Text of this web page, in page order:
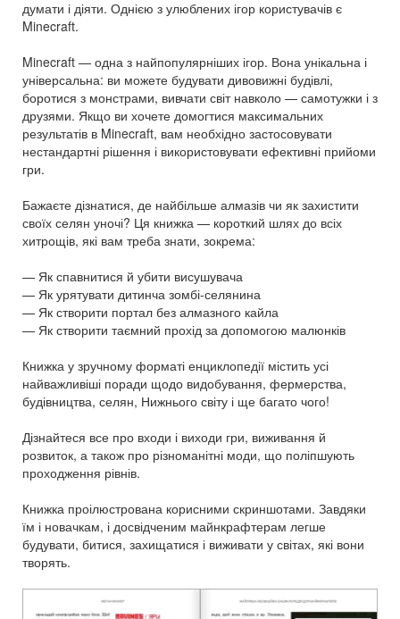
думати і діяти. Однією з улюблених ігор користувачів є
Minecraft.
Minecraft — одна з найпопулярніших ігор. Вона унікальна і
універсальна: ви можете будувати дивовижні будівлі,
боротися з монстрами, вивчати світ навколо — самотужки і з
друзями. Якщо ви хочете домогтися максимальних
результатів в Minecraft, вам необхідно застосовувати
нестандартні рішення і використовувати ефективні прийоми
гри.
Бажаєте дізнатися, де найбільше алмазів чи як захистити
своїх селян уночі? Ця книжка — короткий шлях до всіх
хитрощів, які вам треба знати, зокрема:
— Як спавнитися й убити висушувача
— Як урятувати дитинча зомбі-селянина
— Як створити портал без алмазного кайла
— Як створити таємний прохід за допомогою малюнків
Книжка у зручному форматі енциклопедії містить усі
найважливіші поради щодо видобування, фермерства,
будівництва, селян, Нижнього світу і ще багато чого!
Дізнайтеся все про входи і виходи гри, виживання й
розвиток, а також про різноманітні моди, що поліпшують
проходження рівнів.
Книжка проілюстрована корисними скриншотами. Завдяки
їм і новачкам, і досвідченим майнкрафтерам легше
будувати, битися, захищатися і виживати у світах, які вони
творять.